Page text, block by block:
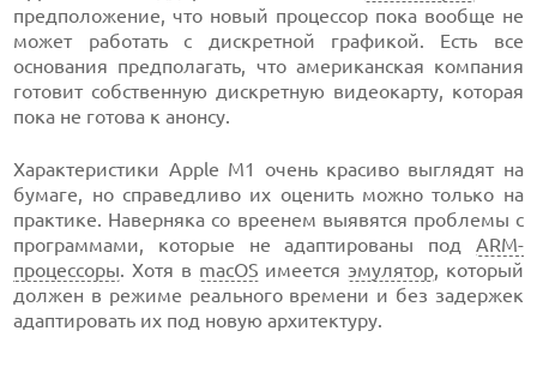
предположение, что новый процессор пока вообще не
может работать с дискретной графикой. Есть все
основания предполагать, что американская компания
готовит собственную дискретную видеокарту, которая
пока не готова к анонсу.
Характеристики Apple M1 очень красиво выглядят на
бумаге, но справедливо их оценить можно только на
практике. Наверняка со вреенем выявятся проблемы с
программами, которые не адаптированы под ARM-
процессоры. Хотя в macOS имеется эмулятор, который
должен в режиме реального времени и без задержек
адаптировать их под новую архитектуру.